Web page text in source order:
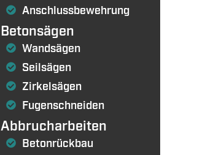
Anschlussbewehrung
Betonsägen
Wandsägen
Seilsägen
Zirkelsägen
Fugenschneiden
Abbrucharbeiten
Betonrückbau